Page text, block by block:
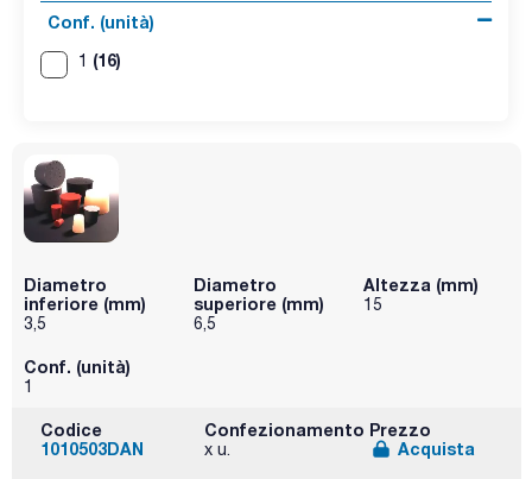
Conf. (unità)
1 (16)
Diametro
inferiore (mm)
3,5
Diametro
superiore (mm)
6,5
Altezza (mm)
15
Conf. (unità)
1
Codice
1010503DAN
Confezionamento
x u.
Prezzo
Acquista